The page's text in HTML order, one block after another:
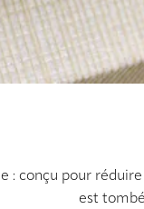
conçu pour réduire
est